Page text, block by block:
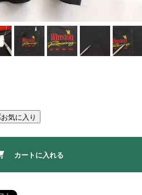
カートに入れる